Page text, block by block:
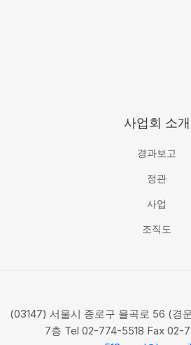
사업회 소개
경과보고
정관
사업
조직도
(03147) 서울시 종로구 율곡로 56 (경
7층 Tel 02-774-5518 Fax 02-